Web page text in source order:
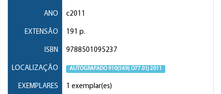
ANO c2011
EXTENSÃO 191 p.
ISBN 9788501095237
LOCALIZAÇÃO AUTOGRAFADO 910(569) O77.01j 2011
EXEMPLARES 1 exemplar(es)